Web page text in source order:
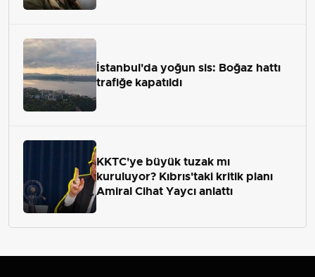
İstanbul'da yoğun sis: Boğaz hattı
trafiğe kapatıldı
KKTC'ye büyük tuzak mı
kuruluyor? Kıbrıs'taki kritik planı
Amiral Cihat Yaycı anlattı